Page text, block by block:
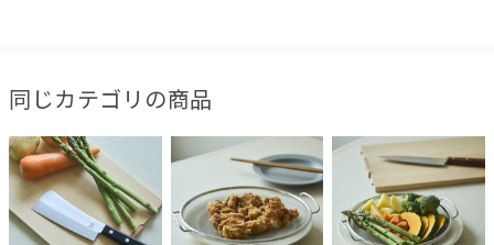
同じカテゴリの商品